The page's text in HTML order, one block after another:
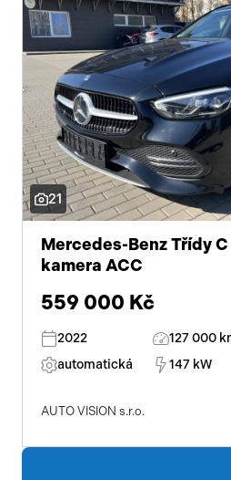
21
Mercedes-Benz Třídy
kamera ACC
559 000 Kč
2022 127 000
automatická
147 kW
AUTO VISION s.r.o.